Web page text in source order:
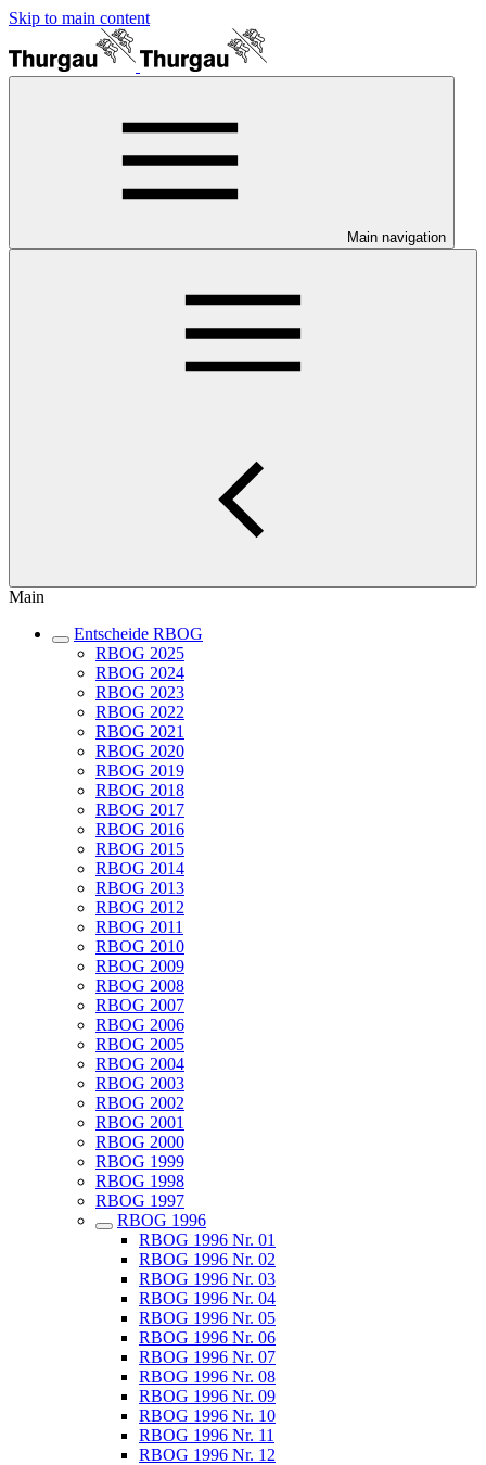
Skip to main content
Main navigation
Main
Entscheide RBOG
RBOG 2025
RBOG 2024
RBOG 2023
RBOG 2022
RBOG 2021
RBOG 2020
RBOG 2019
RBOG 2018
RBOG 2017
RBOG 2016
RBOG 2015
RBOG 2014
RBOG 2013
RBOG 2012
RBOG 2011
RBOG 2010
RBOG 2009
RBOG 2008
RBOG 2007
RBOG 2006
RBOG 2005
RBOG 2004
RBOG 2003
RBOG 2002
RBOG 2001
RBOG 2000
RBOG 1999
RBOG 1998
RBOG 1997
RBOG 1996
RBOG 1996 Nr. 01
RBOG 1996 Nr. 02
RBOG 1996 Nr. 03
RBOG 1996 Nr. 04
RBOG 1996 Nr. 05
RBOG 1996 Nr. 06
RBOG 1996 Nr. 07
RBOG 1996 Nr. 08
RBOG 1996 Nr. 09
RBOG 1996 Nr. 10
RBOG 1996 Nr. 11
RBOG 1996 Nr. 12